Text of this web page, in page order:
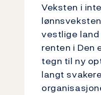
Veksten i
vestlige land
renten i Den
tegn til ny
langt